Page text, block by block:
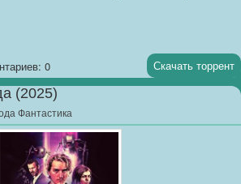
0 Скачать торрент
(2025)
Фантастика